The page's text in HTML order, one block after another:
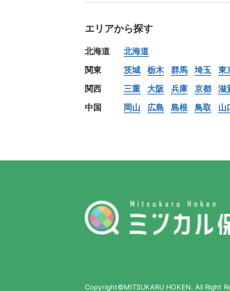
エリアから探す
北海道 北海道
関東
茨城 栃木 群馬 埼玉 東
関西
三重 大阪 兵庫 京都 滋
中国
岡山 広島 島根 鳥取 山
Copyright©MITSUKARU HOKEN. All Right